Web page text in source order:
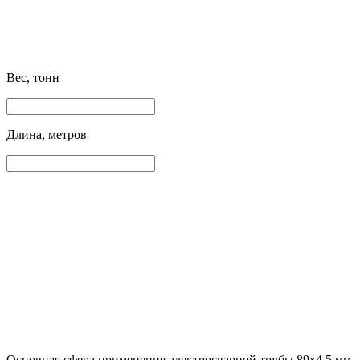
Вес, тонн
Длина, метров